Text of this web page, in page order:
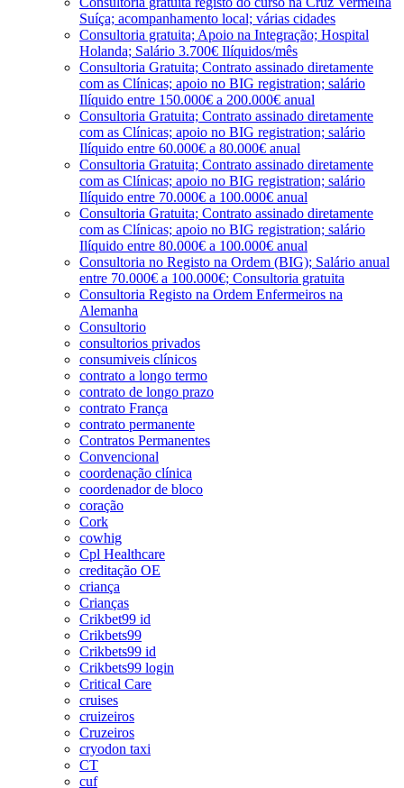
Suíça; acompanhamento local; várias cidades
Consultoria gratuita; Apoio na Integração; Hospital
Holanda; Salário 3.700€ Ilíquidos/mês
Consultoria Gratuita; Contrato assinado diretamente
com as Clínicas; apoio no BIG registration; salário
Ilíquido entre 150.000€ a 200.000€ anual
Consultoria Gratuita; Contrato assinado diretamente
com as Clínicas; apoio no BIG registration; salário
Ilíquido entre 60.000€ a 80.000€ anual
Consultoria Gratuita; Contrato assinado diretamente
com as Clínicas; apoio no BIG registration; salário
Ilíquido entre 70.000€ a 100.000€ anual
Consultoria Gratuita; Contrato assinado diretamente
com as Clínicas; apoio no BIG registration; salário
Ilíquido entre 80.000€ a 100.000€ anual
Consultoria no Registo na Ordem (BIG); Salário anual
entre 70.000€ a 100.000€; Consultoria gratuita
Consultoria Registo na Ordem Enfermeiros na
Alemanha
Consultorio
consultorios privados
consumiveis clínicos
contrato a longo termo
contrato de longo prazo
contrato França
contrato permanente
Contratos Permanentes
Convencional
coordenação clínica
coordenador de bloco
coração
Cork
cowhig
Cpl Healthcare
creditação OE
criança
Crianças
Crikbet99 id
Crikbets99
Crikbets99 id
Crikbets99 login
Critical Care
cruises
cruizeiros
Cruzeiros
cryodon taxi
CT
cuf